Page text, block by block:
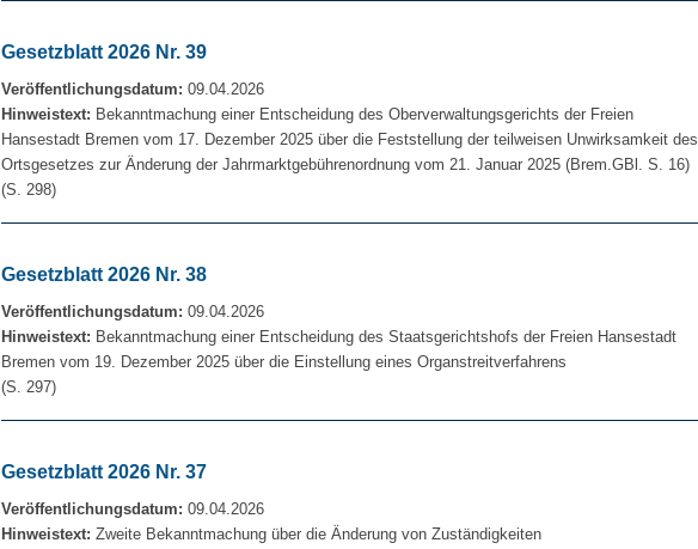
Gesetzblatt 2026 Nr. 39
Veröffentlichungsdatum: 09.04.2026
Hinweistext: Bekanntmachung einer Entscheidung des Oberverwaltungsgerichts der Freien
Hansestadt Bremen vom 17. Dezember 2025 über die Feststellung der teilweisen Unwirksamkeit des
Ortsgesetzes zur Änderung der Jahrmarktgebührenordnung vom 21. Januar 2025 (Brem.GBl. S. 16)
(S. 298)
Gesetzblatt 2026 Nr. 38
Veröffentlichungsdatum: 09.04.2026
Hinweistext: Bekanntmachung einer Entscheidung des Staatsgerichtshofs der Freien Hansestadt
Bremen vom 19. Dezember 2025 über die Einstellung eines Organstreitverfahrens
(S. 297)
Gesetzblatt 2026 Nr. 37
Veröffentlichungsdatum: 09.04.2026
Hinweistext: Zweite Bekanntmachung über die Änderung von Zuständigkeiten